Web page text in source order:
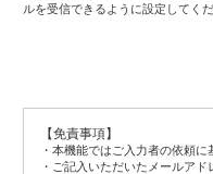
ルを受信できるように設定してくだ
【免責事項】
・本機能ではご入力者の依頼
・ご記入いただいたメールア